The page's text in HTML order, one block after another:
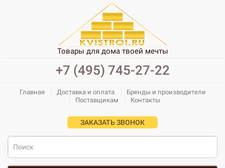
Товары для дома твоей мечты
+7 (495) 745-27-22
Главная Доставка и оплата
Бренды и производители
Поставщикам
Контакты
ЗАКАЗАТЬ ЗВОНОК